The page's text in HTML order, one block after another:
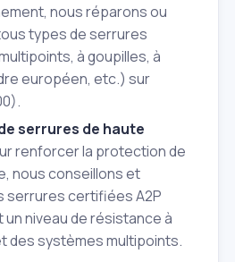
nous réparons ou
types de serrures
à goupilles, à
européen, etc.) sur
serrures de haute
renforcer la protection de
nous conseillons et
serrures certifiées A2P
niveau de résistance à
des systèmes multipoints.